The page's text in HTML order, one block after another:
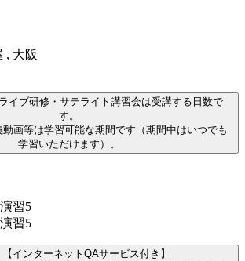
, 大阪
イブ研修・サテライト講習会は受講する日数で
す。
画等は学習可能な期間です（期間中はいつでも
学習いただけます）。
【インターネットQAサービス付き】